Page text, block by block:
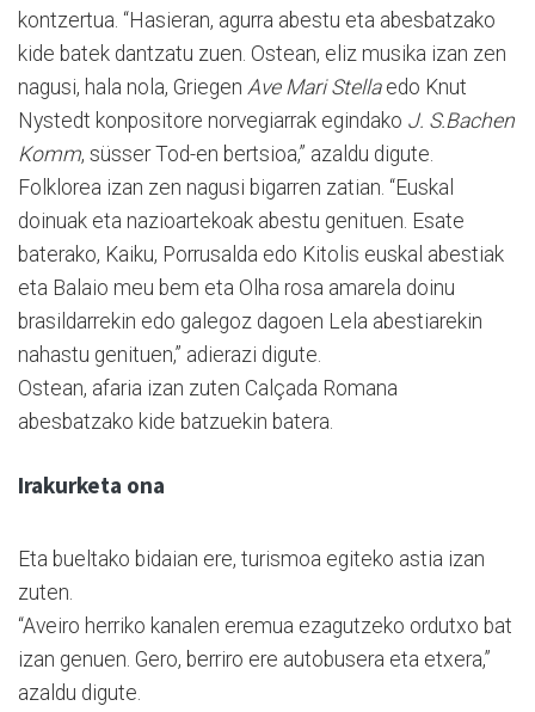
kontzertua. “Hasieran, agurra abestu eta abesbatzako
kide batek dantzatu zuen. Ostean, eliz musika izan zen
nagusi, hala nola, Griegen Ave Mari Stellaedo Knut
Nystedt konpositore norvegiarrak egindako J. S.Bachen
Komm, süsser Tod-en bertsioa,” azaldu digute.
Folklorea izan zen nagusi bigarren zatian. “Euskal
doinuak eta nazioartekoak abestu genituen. Esate
baterako, Kaiku, Porrusalda edo Kitolis euskal abestiak
eta Balaio meu bem eta Olha rosa amarela doinu
brasildarrekin edo galegoz dagoen Lela abestiarekin
nahastu genituen,” adierazi digute.
Ostean, afaria izan zuten Calçada Romana
abesbatzako kide batzuekin batera.
Irakurketa ona
Eta bueltako bidaian ere, turismoa egiteko astia izan
zuten.
“Aveiro herriko kanalen eremua ezagutzeko ordutxo bat
izan genuen. Gero, berriro ere autobusera eta etxera,”
azaldu digute.